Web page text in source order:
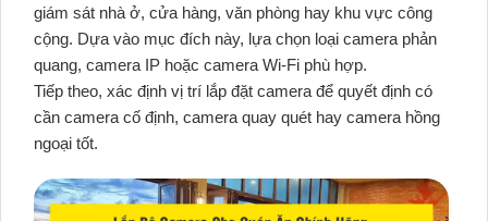
giám sát nhà ở, cửa hàng, văn phòng hay khu vực công
cộng. Dựa vào mục đích này, lựa chọn loại camera phản
quang, camera IP hoặc camera Wi-Fi phù hợp.
Tiếp theo, xác định vị trí lắp đặt camera để quyết định có
cần camera cố định, camera quay quét hay camera hồng
ngoại tốt.